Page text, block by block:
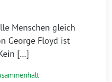
Menschen gleich
George Floyd ist
[…]